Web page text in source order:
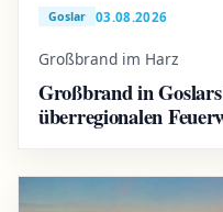
Goslar 03.08.2026
Großbrand im Harz
Großbrand in
überregionalen